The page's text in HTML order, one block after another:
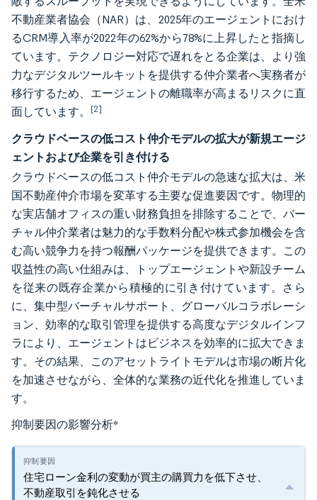
不動産業者協会（NAR）は、2025年のエージェントにおけ
るCRM導入率が2022年の62%から78%に上昇したと指摘し
ています。テクノロジー対応で遅れをとる企業は、より強
力なデジタルツールキットを提供する仲介業者へ実務者が
移行するため、エージェントの離職率が高まるリスクに直
面しています。 [2]
クラウドベースの低コスト仲介モデルの拡大が新規エージ
ェントおよび企業を引き付ける
クラウドベースの低コスト仲介モデルの急速な拡大は、米
国不動産仲介市場を変革する主要な促進要因です。物理的
な実店舗オフィスの重い財務負担を排除することで、バー
チャル仲介業者は魅力的な手数料分配や株式参加機会を含
む高い競争力を持つ報酬パッケージを提供できます。この
収益性の高い仕組みは、トップエージェントや新設チーム
を従来の既存企業から積極的に引き付けています。さら
に、集中型バーチャルサポート、グローバルコラボレーシ
ョン、効率的な取引管理を提供する高度なデジタルインフ
ラにより、エージェントはビジネスを効率的に拡大できま
す。その結果、このアセットライトモデルは市場の断片化
を加速させながら、全体的な業務の近代化を推進していま
す。
抑制要因の影響分析*
住宅ローン金利の変動が買主の購買力を低下させ、
不動産取引を鈍化させる